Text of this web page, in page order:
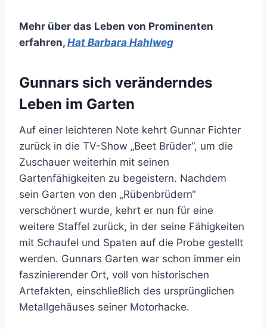
Mehr über das Leben von Prominenten
erfahren, Hat Barbara Hahlweg
Gunnars sich veränderndes
Leben im Garten
Auf einer leichteren Note kehrt Gunnar Fichter
zurück in die TV-Show „Beet Brüder“, um die
Zuschauer weiterhin mit seinen
Gartenfähigkeiten zu begeistern. Nachdem
sein Garten von den „Rübenbrüdern“
verschönert wurde, kehrt er nun für eine
weitere Staffel zurück, in der seine Fähigkeiten
mit Schaufel und Spaten auf die Probe gestellt
werden. Gunnars Garten war schon immer ein
faszinierender Ort, voll von historischen
Artefakten, einschließlich des ursprünglichen
Metallgehäuses seiner Motorhacke.